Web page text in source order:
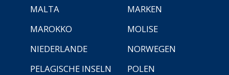
MALTA
MARKEN
MAROKKO
MOLISE
NIEDERLANDE
NORWEGEN
PELAGISCHE INSELN
POLEN